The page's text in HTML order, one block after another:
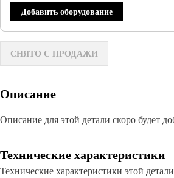
Добавить оборудование
СНЯТО С ПРОДАЖИ
Описание
Описание для этой детали скоро будет
Технические характеристики
Технические характеристики этой